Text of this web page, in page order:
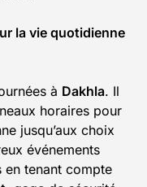
la vie quotidienne
à Dakhla. Il
horaires pour
jusqu’aux choix
événements
tenant compte